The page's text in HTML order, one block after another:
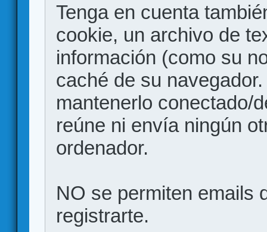
Tenga en cuenta
cookie, un archivo de
información (como su
caché de su
mantenerlo conectado/
reúne ni envía ningún
ordenador.
NO se permiten emails
registrarte.